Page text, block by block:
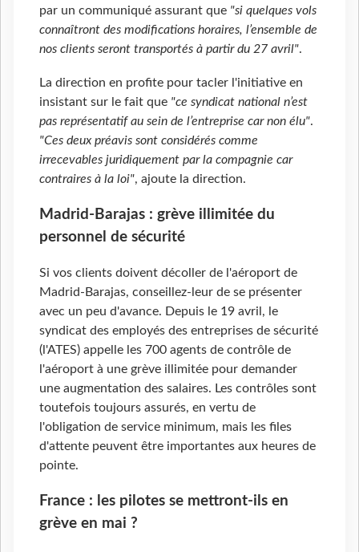
par un communiqué assurant que "si quelques vols
connaîtront des modifications horaires, l’ensemble de
nos clients seront transportés à partir du 27 avril".
La direction en profite pour tacler l'initiative en
insistant sur le fait que "ce syndicat national n’est
pas représentatif au sein de l’entreprise car non élu".
"Ces deux préavis sont considérés comme
irrecevables juridiquement par la compagnie car
contraires à la loi", ajoute la direction.
Madrid-Barajas : grève illimitée du
personnel de sécurité
Si vos clients doivent décoller de l'aéroport de
Madrid-Barajas, conseillez-leur de se présenter
avec un peu d'avance. Depuis le 19 avril, le
syndicat des employés des entreprises de sécurité
(l'ATES) appelle les 700 agents de contrôle de
l'aéroport à une grève illimitée pour demander
une augmentation des salaires. Les contrôles sont
toutefois toujours assurés, en vertu de
l'obligation de service minimum, mais les files
d'attente peuvent être importantes aux heures de
pointe.
France : les pilotes se mettront-ils en
grève en mai ?